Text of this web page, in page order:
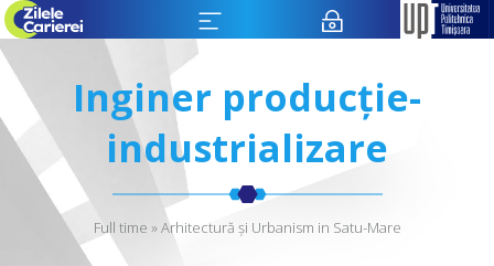
Inginer producție-
industrializare
Full time » Arhitectură și Urbanism in Satu-Mare